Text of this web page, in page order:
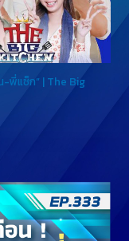
-พี่แซ็ก” | The Big